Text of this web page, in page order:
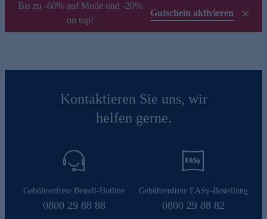
Bis zu -60% auf Mode und -20%
on top!
Gutschein aktivieren
Kontaktieren Sie uns, wir
helfen gerne.
Gebührenfreie Bestell-Hotline
0800 29 88 88
Gebührenfreie EASy-Bestellung
0800 29 88 82